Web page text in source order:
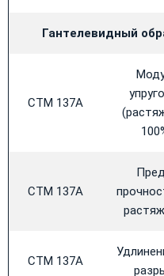
Гантелевидный
CTM 137A
CTM 137A
CTM 137A